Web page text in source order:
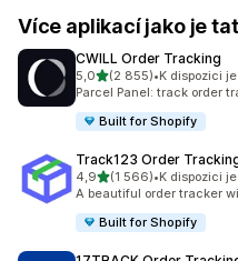
Více aplikací jako je
CWILL Order Tracking
5,0z 5 hvězd
(2 855)
Celkový počet recenzí:
•K dispozici
Parcel Panel: track order
Built for Shopify
Track123 Order
4,9z 5 hvězd
(1 566)
Celkový počet recenzí:
•K dispozici
A beautiful order tracker
Built for Shopify